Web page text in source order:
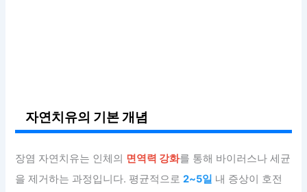
자연치유의 기본 개념
장염 자연치유는 인체의 면역력 강화를 통해 바이러스나 세균
을 제거하는 과정입니다. 평균적으로2~5일 내 증상이 호전